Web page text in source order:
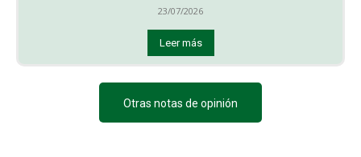
23/07/2026
Leer más
Otras notas de opinión